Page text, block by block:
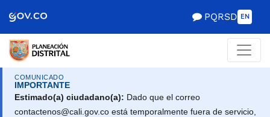
de Gobierno
PQRSD EN
COMUNICADO
IMPORTANTE
Estimado(a) ciudadano(a): Dado que el correo
contactenos@cali.gov.co está temporalmente fuera de servicio,